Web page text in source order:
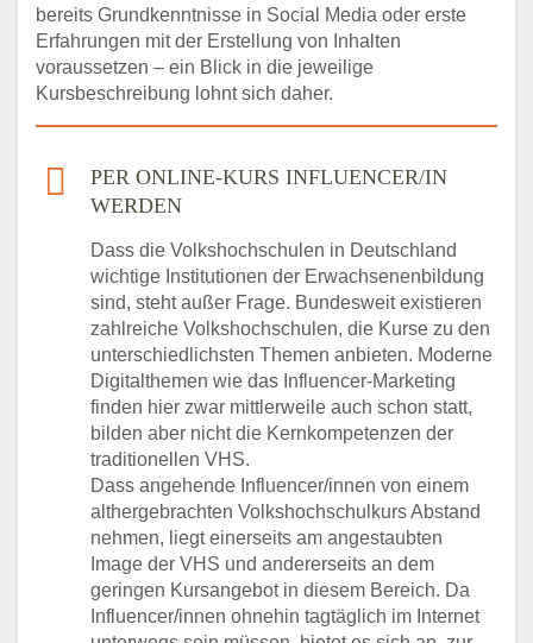
bereits Grundkenntnisse in Social Media oder erste
Erfahrungen mit der Erstellung von Inhalten
voraussetzen – ein Blick in die jeweilige
Kursbeschreibung lohnt sich daher.
PER ONLINE-KURS INFLUENCER/IN
WERDEN
Dass die Volkshochschulen in Deutschland
wichtige Institutionen der Erwachsenenbildung
sind, steht außer Frage. Bundesweit existieren
zahlreiche Volkshochschulen, die Kurse zu den
unterschiedlichsten Themen anbieten. Moderne
Digitalthemen wie das Influencer-Marketing
finden hier zwar mittlerweile auch schon statt,
bilden aber nicht die Kernkompetenzen der
traditionellen VHS.
Dass angehende Influencer/innen von einem
althergebrachten Volkshochschulkurs Abstand
nehmen, liegt einerseits am angestaubten
Image der VHS und andererseits an dem
geringen Kursangebot in diesem Bereich. Da
Influencer/innen ohnehin tagtäglich im Internet